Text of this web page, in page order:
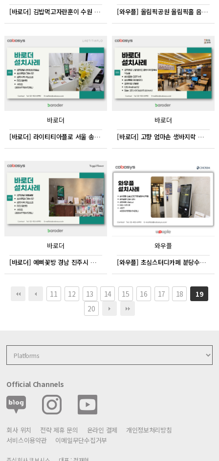
[바로더] 김밥먹고자란훈이 수원 팔달구 인계동
[와우플] 올림픽공원 올림픽홀 음악연습실
바로더
[바로더] 라이티티아플로 서울 송파구 송파동
바로더
[바로더] 고향 엄마손 생바지락 칼국수 목동점
바로더
[바로더] 예삐꽃방 경남 진주시 가좌동
와우플
[와우플] 초심스터디카페 분당수내역점
11 12 13 14 15 16 17 18 19
20
Official Channels
회사 위치 전략 제휴 문의 온라인 결제
개인정보처리방침
서비스이용약관
이메일무단수집거부